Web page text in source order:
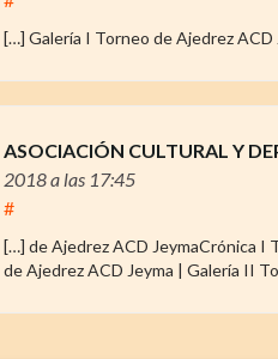
[…] Galería I Torneo de Ajedrez ACD
ASOCIACIÓN CULTURAL Y
2018a las 17:45
#
[…] de Ajedrez ACD JeymaCrónica I
de Ajedrez ACD Jeyma | Galería II